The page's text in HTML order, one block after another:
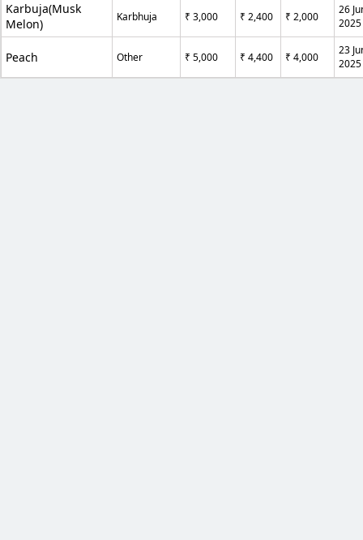
Karbuja(Musk
Melon)
Karbhuja ₹ 3,000 ₹ 2,400 ₹ 2,000
26
2025
Peach Other ₹ 5,000 ₹ 4,400 ₹ 4,000
23
2025